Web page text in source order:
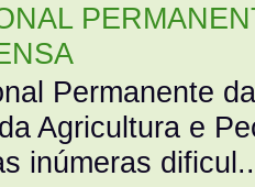
Permanente
Agricultura e
inúmeras